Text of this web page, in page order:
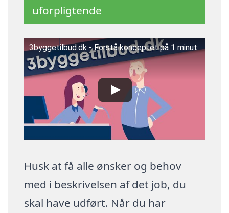
uforpligtende
3byggetilbud.dk - Forstå konceptet på 1 minut
Husk at få alle ønsker og behov
med i beskrivelsen af det job, du
skal have udført. Når du har